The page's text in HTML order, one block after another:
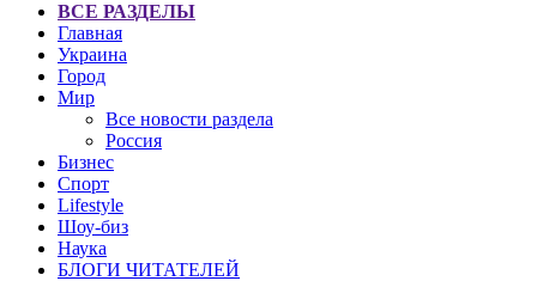
ВСЕ РАЗДЕЛЫ
Главная
Украина
Город
Мир
Все новости раздела
Россия
Бизнес
Спорт
Lifestyle
Шоу-биз
Наука
БЛОГИ ЧИТАТЕЛЕЙ